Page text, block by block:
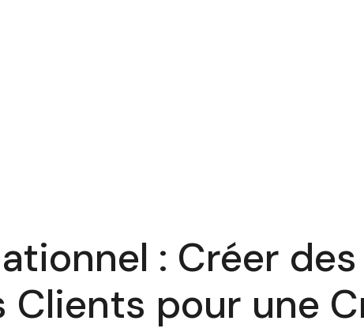
: Créer
Clients pour une